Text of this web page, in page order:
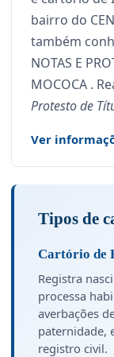
bairro do
também
NOTAS E
MOCOCA .
Protesto de
Ver
Tipos de
Cartório de
Registra
processa
averbações
paternidade,
registro civil.